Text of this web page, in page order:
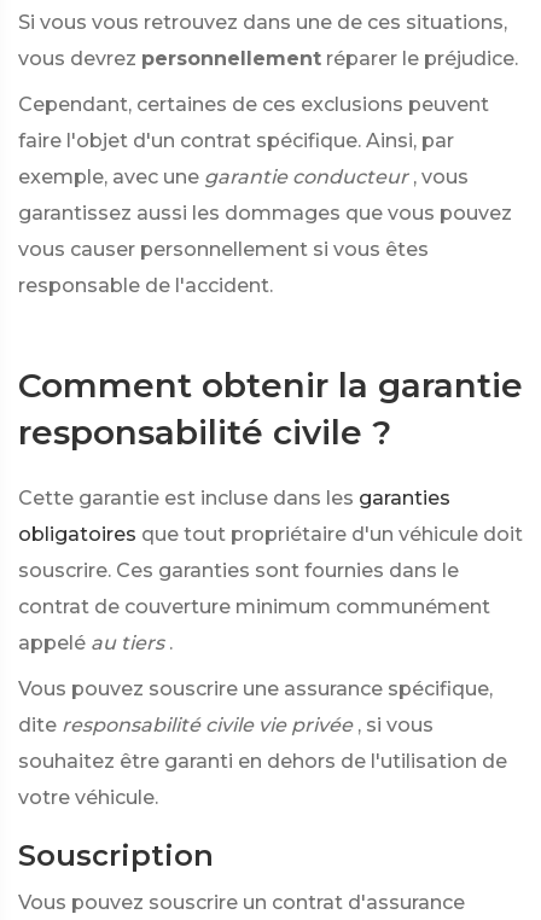
Si vous vous retrouvez dans une de ces situations,
vous devrez personnellement réparer le préjudice.
Cependant, certaines de ces exclusions peuvent
faire l'objet d'un contrat spécifique. Ainsi, par
exemple, avec une garantie conducteur , vous
garantissez aussi les dommages que vous pouvez
vous causer personnellement si vous êtes
responsable de l'accident.
Comment obtenir la garantie
responsabilité civile ?
Cette garantie est incluse dans les garanties
obligatoires que tout propriétaire d'un véhicule doit
souscrire. Ces garanties sont fournies dans le
contrat de couverture minimum communément
appelé au tiers .
Vous pouvez souscrire une assurance spécifique,
dite responsabilité civile vie privée , si vous
souhaitez être garanti en dehors de l'utilisation de
votre véhicule.
Souscription
Vous pouvez souscrire un contrat d'assurance